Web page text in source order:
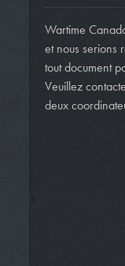
Wartime
et nous serions
tout document
Veuillez
deux